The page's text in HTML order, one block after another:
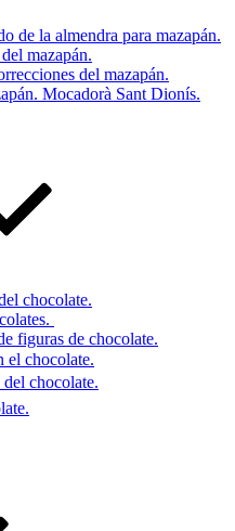
de la almendra para mazapán.
mazapán.
del mazapán.
Mocadorà Sant Dionís.
chocolate.
figuras de chocolate.
el chocolate.
chocolate.